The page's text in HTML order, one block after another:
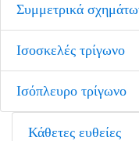
Συμμετρικά
Ισοσκελές τρίγωνο
Ισόπλευρο τρίγωνο
Κάθετες ευθείες